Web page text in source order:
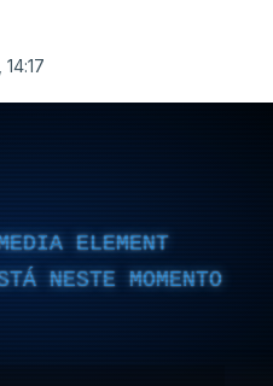
ELEMENT
NESTE MOMENTO